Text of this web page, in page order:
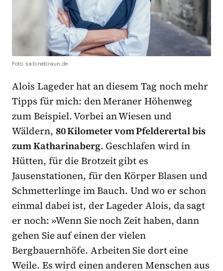
Foto: sabinebraun.de
Alois Lageder hat an diesem Tag noch mehr
Tipps für mich: den Meraner Höhenweg
zum Beispiel. Vorbei an Wiesen und
Wäldern, 80 Kilometer vom Pfelderertal bis
zum Katharinaberg. Geschlafen wird in
Hütten, für die Brotzeit gibt es
Jausenstationen, für den Körper Blasen und
Schmetterlinge im Bauch. Und wo er schon
einmal dabei ist, der Lageder Alois, da sagt
er noch: »Wenn Sie noch Zeit haben, dann
gehen Sie auf einen der vielen
Bergbauernhöfe. Arbeiten Sie dort eine
Weile. Es wird einen anderen Menschen aus